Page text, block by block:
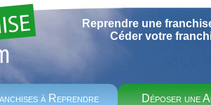
Reprendre une
Céder votre
à Reprendre Déposer une